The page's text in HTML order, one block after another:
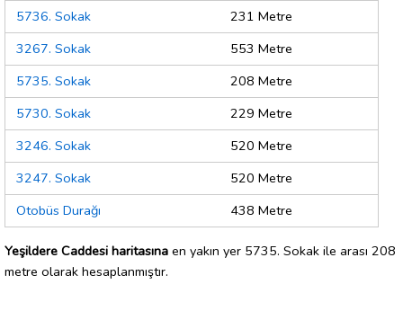
5736. Sokak
231 Metre
3267. Sokak
553 Metre
5735. Sokak
208 Metre
5730. Sokak
229 Metre
3246. Sokak
520 Metre
3247. Sokak
520 Metre
Otobüs Durağı
438 Metre
Yeşildere Caddesi haritasına en yakın yer 5735. Sokak ile arası 208
metre olarak hesaplanmıştır.